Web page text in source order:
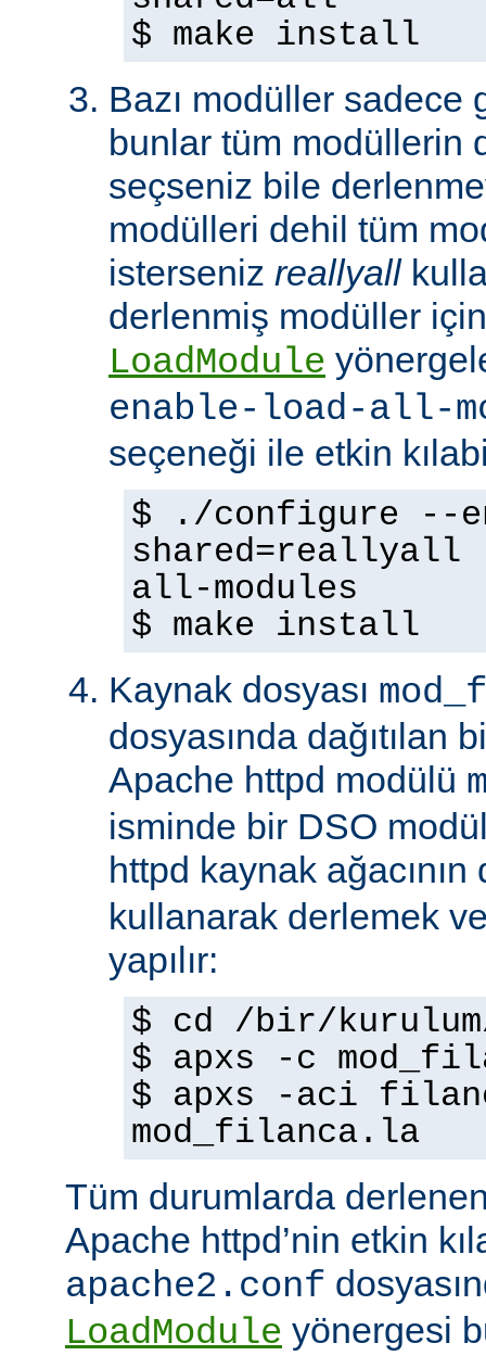
$ make install
Bazı modüller
bunlar tüm modüllerin
seçseniz bile
modülleri dehil tüm
isterseniz reallyall
derlenmiş modüller
LoadModule
enable-load-all-
seçeneği ile etkin
$ ./configure --
shared=reallyall
all-modules
$ make install
Kaynak dosyası
dosyasında dağıtılan
Apache httpd modülü
isminde bir DSO
httpd kaynak ağacının
kullanarak derlemek
yapılır:
$ cd /bir/
$ apxs -c
$ apxs -aci
mod_filanca.la
Tüm durumlarda
Apache httpd’nin etkin
apache2.conf
LoadModule yönergesi